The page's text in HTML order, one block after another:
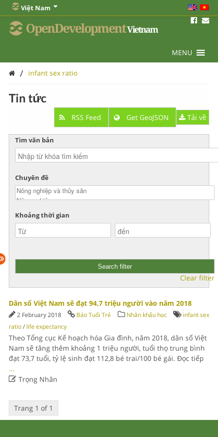
Việt Nam
OpenDevelopmentVietnam
MENU
/ infant sex ratio
Tin tức
RSS Feed Get GeoJSON Tải về
Tìm văn bản
Chuyên đề
Khoảng thời gian
Clear filter
Dân số Việt Nam sẽ đạt 94,7 triệu người vào năm 2018
2 February 2018 Báo Tuổi Trẻ Nhân khẩu học
infant sex
ratio/ life expectancy
Theo Tổng cục Kế hoạch hóa Gia đình, năm 2018, dân số Việt
Nam sẽ tăng thêm khoảng 1 triệu người, tuổi thọ trung bình
đạt 73,7 tuổi, tỷ lệ sinh đạt 112,8 bé trai/100 bé gái. Đọc tiếp
...
Trọng Nhân
Trang 1 of 1